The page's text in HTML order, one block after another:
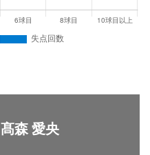
髙森 愛央